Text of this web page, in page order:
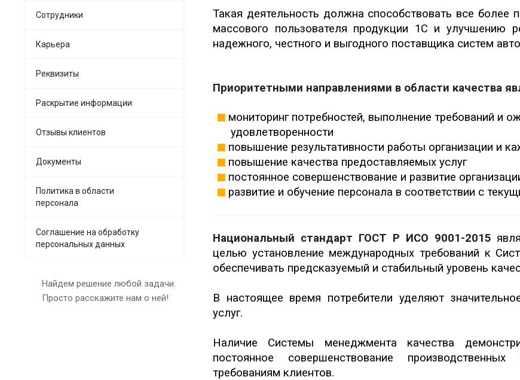
Такая деятельность должна способствовать все более
массового пользователя продукции 1С и улучшению
надежного, честного и выгодного поставщика систем
Приоритетными направлениями в области качества
мониторинг потребностей, выполнение требований и
удовлетворенности
повышение результативности работы организации и
повышение качества предоставляемых услуг
постоянное совершенствование и развитие
развитие и обучение персонала в соответствии с
Национальный стандарт ГОСТ Р ИСО 9001-2015
целью установление международных требований к
обеспечивать предсказуемый и стабильный уровень
В настоящее время потребители уделяют
услуг.
Наличие Системы менеджмента качества
постоянное совершенствование
требованиям клиентов.
Сотрудники
Карьера
Реквизиты
Раскрытие информации
Отзывы клиентов
Документы
Политика в области
персонала
Соглашение на обработку
персональных данных
Найдем решение любой задачи.
Просто расскажите нам о ней!